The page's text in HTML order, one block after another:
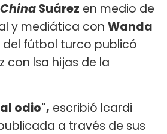
Suárez en medio de
y mediática con Wanda
del fútbol turco publicó
con lsa hijas de la
odio", escribió Icardi
a través de sus